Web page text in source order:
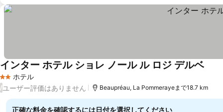
2 ホテルのランク
ホテル
インター ホテル ショレ ノール ル ロジ デルベ
/ユーザー評価はありません Beaupréau, La Pommerayeまで18.7 km
正確な料金を確認するには日付を選択してください